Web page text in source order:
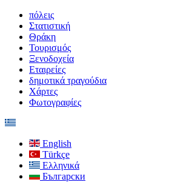
πόλεις
Στατιστική
Θράκη
Τουρισμός
Ξενοδοχεία
Εταιρείες
δημοτικά τραγούδια
Χάρτες
Φωτογραφίες
English
Türkçe
Ελληνικά
Български